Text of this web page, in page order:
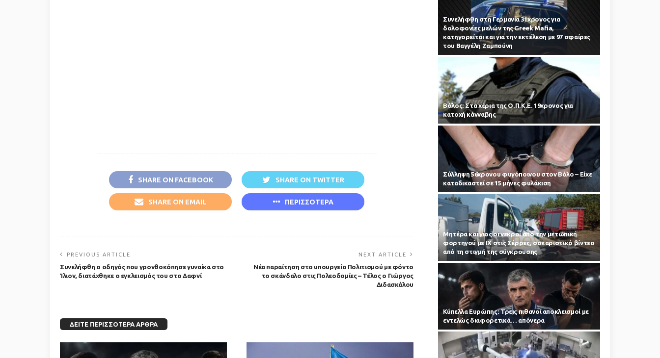
SHARE ON FACEBOOK SHARE ON TWITTER
SHARE ON EMAIL ΠΕΡΙΣΣΟΤΕΡΑ
PREVIOUS ARTICLE
Συνελήφθη ο οδηγός που γρονθοκόπησε γυναίκα στο
Ίλιον, διατάχθηκε ο εγκλεισμός του στο Δαφνί
NEXT ARTICLE
Νέα παραίτηση στο υπουργείο Πολιτισμού με φόντο
το σκάνδαλο στις Πολεοδομίες – Τέλος ο Γιώργος
Διδασκάλου
ΔΕΊΤΕ ΠΕΡΙΣΣΌΤΕΡΑ ΆΡΘΡΑ
Συνελήφθη στη Γερμανία 31χρονος για
δολοφονίες μελών της Greek Mafia,
κατηγορείται και για την εκτέλεση με 97 σφαίρες
του Βαγγέλη Ζαμπούνη
Βόλος: Στα χέρια της Ο.Π.Κ.Ε. 19χρονος για
κατοχή κάνναβης
Σύλληψη 56χρονου φυγόποινου στον Βόλο – Είχε
καταδικαστεί σε 15 μήνες φυλάκιση
Μητέρα και γιος οι νεκροί από την μετωπική
φορτηγού με ΙΧ στις Σέρρες, σοκαριστικό βίντεο
από τη στιγμή της σύγκρουσης
Κύπελλα Ευρώπης: Τρεις πιθανοί αποκλεισμοί με
εντελώς διαφορετικά… απόνερα